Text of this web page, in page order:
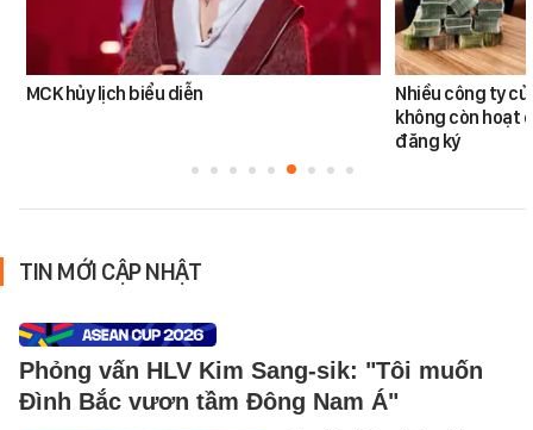
MCK hủy lịch biểu diễn
Nhiều công ty
không còn hoạt
đăng ký
TIN MỚI CẬP NHẬT
Phỏng vấn HLV Kim Sang-sik: "Tôi muốn
Đình Bắc vươn tầm Đông Nam Á"